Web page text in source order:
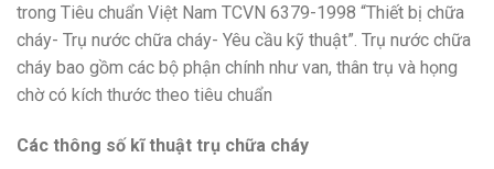
trong Tiêu chuẩn Việt Nam TCVN 6379-1998 “Thiết bị chữa
cháy- Trụ nước chữa cháy- Yêu cầu kỹ thuật”. Trụ nước chữa
cháy bao gồm các bộ phận chính như van, thân trụ và họng
chờ có kích thước theo tiêu chuẩn
Các thông số kĩ thuật trụ chữa cháy